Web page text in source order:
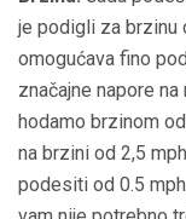
je podigli za brzinu
omogućava fino
značajne napore
hodamo brzinom
na brzini od 2,5
podesiti od 0.5